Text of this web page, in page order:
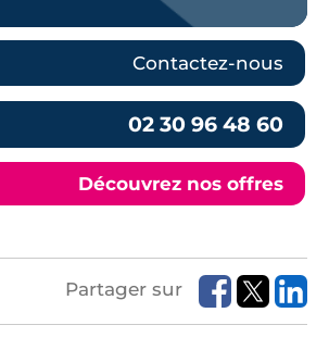
Contactez-nous
02 30 96 48 60
Découvrez nos offres
Partager sur